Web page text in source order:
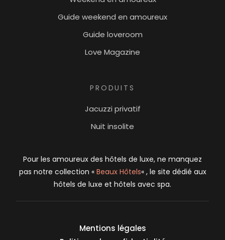
Guide weekend en amoureux
Guide loveroom
Love Magazine
PRODUITS
Jacuzzi privatif
Nuit insolite
Pour les amoureux des hôtels de luxe, ne manquez
pas notre collection « Beaux Hôtels« , le site dédié aux
hôtels de luxe et hôtels avec spa.
Mentions légales